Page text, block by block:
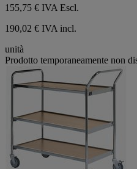
155,75 € IVA Escl.
190,02 € IVA incl.
unità
Prodotto temporaneamente non